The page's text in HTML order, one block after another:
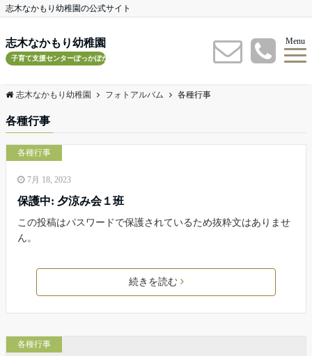
志木なかもり幼稚園の公式サイト
志木なかもり幼稚園
子育て支援センターぽっかぽかルーム
Menu
志木なかもり幼稚園 フォトアルバム 各種行事
各種行事
各種行事
7月 18, 2023
保護中: 夕涼み会１班
この投稿はパスワードで保護されているため抜粋文はありませ
ん。
続きを読む
各種行事